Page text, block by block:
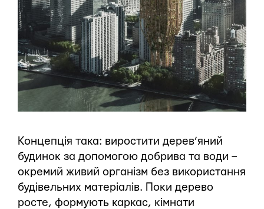
Концепція така: виростити дерев’яний
будинок за допомогою добрива та води –
окремий живий організм без використання
будівельних матеріалів. Поки дерево
росте, формують каркас, кімнати